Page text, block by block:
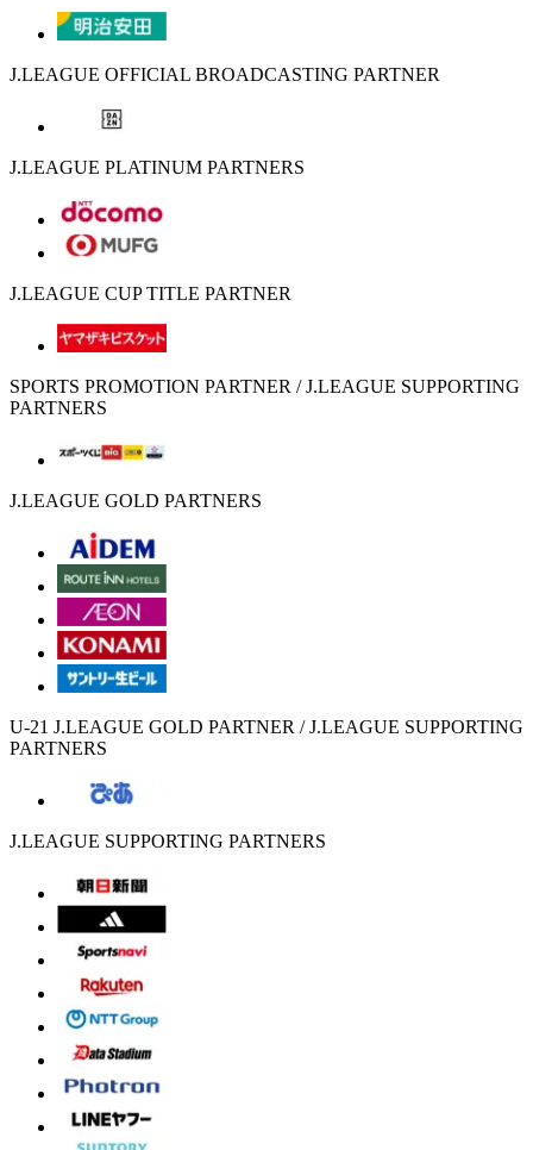
J.LEAGUE OFFICIAL BROADCASTING PARTNER
J.LEAGUE PLATINUM PARTNERS
J.LEAGUE CUP TITLE PARTNER
SPORTS PROMOTION PARTNER / J.LEAGUE SUPPORTING
PARTNERS
J.LEAGUE GOLD PARTNERS
U-21 J.LEAGUE GOLD PARTNER / J.LEAGUE SUPPORTING
PARTNERS
J.LEAGUE SUPPORTING PARTNERS